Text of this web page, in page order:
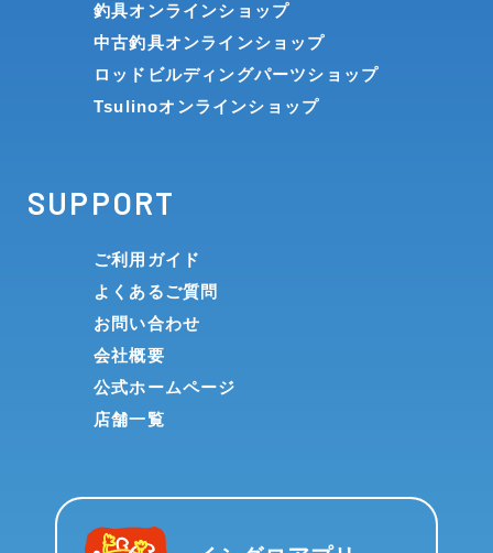
釣具オンラインショップ
中古釣具オンラインショップ
ロッドビルディングパーツショップ
Tsulinoオンラインショップ
SUPPORT
ご利用ガイド
よくあるご質問
お問い合わせ
会社概要
公式ホームページ
店舗一覧